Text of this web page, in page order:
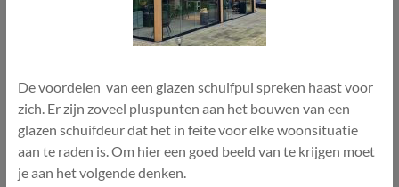
De voordelen van een glazen schuifpui spreken haast voor
zich. Er zijn zoveel pluspunten aan het bouwen van een
glazen schuifdeur dat het in feite voor elke woonsituatie
aan te raden is. Om hier een goed beeld van te krijgen moet
je aan het volgende denken.